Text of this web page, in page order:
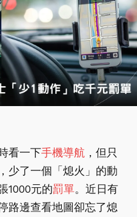
看一下手機導航 ，但只
少了一個「熄火」的動
1000元的罰單。近日有
路邊查看地圖卻忘了熄